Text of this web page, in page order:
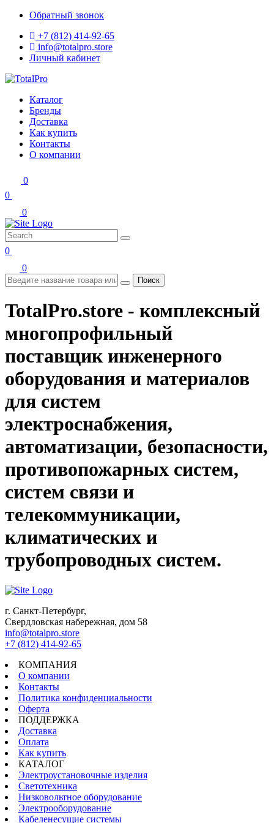
Обратный звонок
+7 (812) 414-92-65
info@totalpro.store
Личный кабинет
Каталог
Бренды
Доставка
Как купить
Контакты
О компании
0
0
0
0
0
Поиск
TotalPro.store - комплексный
многопрофильный
поставщик инженерного
оборудования и материалов
для систем
электроснабжения,
автоматизации, безопасности,
противопожарных систем,
систем связи и
телекоммуникации,
климатических и
трубопроводных систем.
г. Санкт-Петербург,
Свердловская набережная, дом 58
info@totalpro.store
+7 (812) 414-92-65
КОМПАНИЯ
О компании
Контакты
Политика конфиденциальности
Оферта
ПОДДЕРЖКА
Доставка
Оплата
Как купить
КАТАЛОГ
Электроустановочные изделия
Светотехника
Низковольтное оборудование
Электрооборудование
Кабеленесущие системы